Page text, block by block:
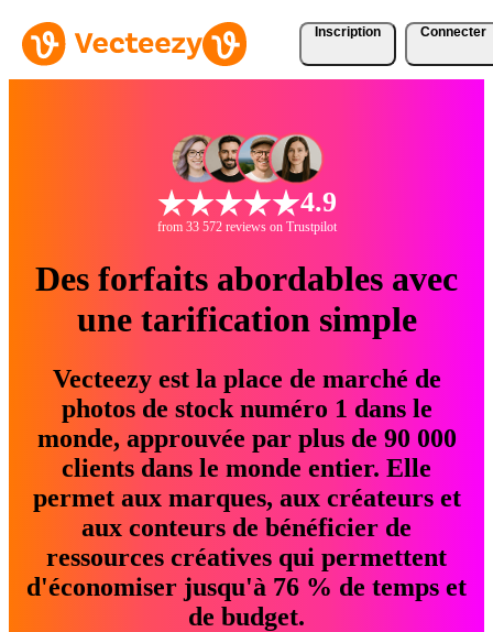
Inscription Connecter
4.9
from 33 572 reviews on Trustpilot
Des forfaits abordables avec
une tarification simple
Vecteezy est la place de marché de
photos de stock numéro 1 dans le
monde, approuvée par plus de 90 000
clients dans le monde entier. Elle
permet aux marques, aux créateurs et
aux conteurs de bénéficier de
ressources créatives qui permettent
d'économiser jusqu'à 76 % de temps et
de budget.